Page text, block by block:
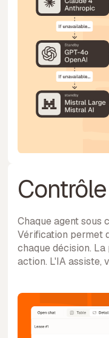
Chaque agent sous
Vérification permet
chaque décision.
action. L'IA assiste,